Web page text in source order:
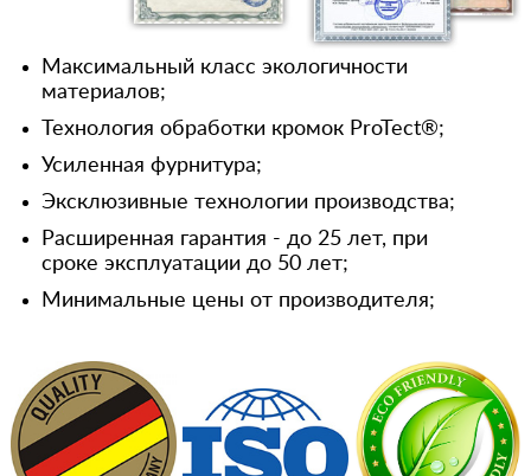
Максимальный класс экологичности
материалов;
Технология обработки кромок ProTect®;
Усиленная фурнитура;
Эксклюзивные технологии производства;
Расширенная гарантия - до 25 лет, при
сроке эксплуатации до 50 лет;
Минимальные цены от производителя;